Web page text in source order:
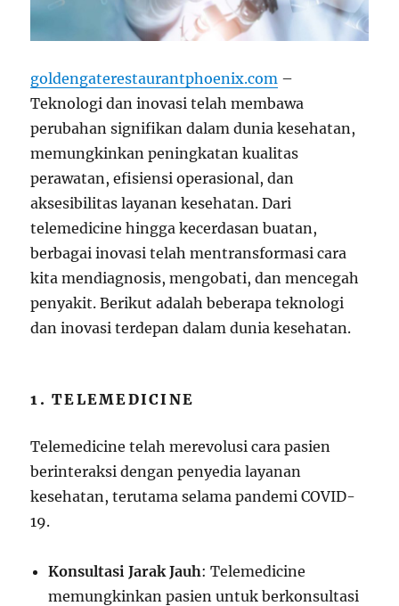
goldengaterestaurantphoenix.com –
Teknologi dan inovasi telah membawa
perubahan signifikan dalam dunia kesehatan,
memungkinkan peningkatan kualitas
perawatan, efisiensi operasional, dan
aksesibilitas layanan kesehatan. Dari
telemedicine hingga kecerdasan buatan,
berbagai inovasi telah mentransformasi cara
kita mendiagnosis, mengobati, dan mencegah
penyakit. Berikut adalah beberapa teknologi
dan inovasi terdepan dalam dunia kesehatan.
1. TELEMEDICINE
Telemedicine telah merevolusi cara pasien
berinteraksi dengan penyedia layanan
kesehatan, terutama selama pandemi COVID-
19.
Konsultasi Jarak Jauh: Telemedicine
memungkinkan pasien untuk berkonsultasi